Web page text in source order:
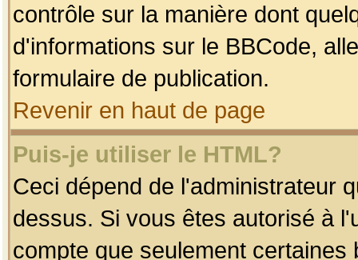
contrôle sur la manière dont
d'informations sur le BBCode,
formulaire de publication.
Revenir en haut de page
Puis-je utiliser le HTML?
Ceci dépend de l'administrateur
dessus. Si vous êtes autorisé à
compte que seulement